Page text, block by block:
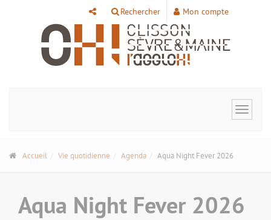
Rechercher Mon compte
Toggle
Accueil Vie quotidienne Agenda Aqua Night Fever 2026
Aqua Night Fever 2026
Panneau de gestion des cookies